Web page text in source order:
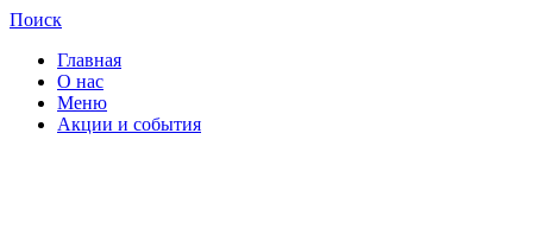
Поиск
Главная
О нас
Меню
Акции и события